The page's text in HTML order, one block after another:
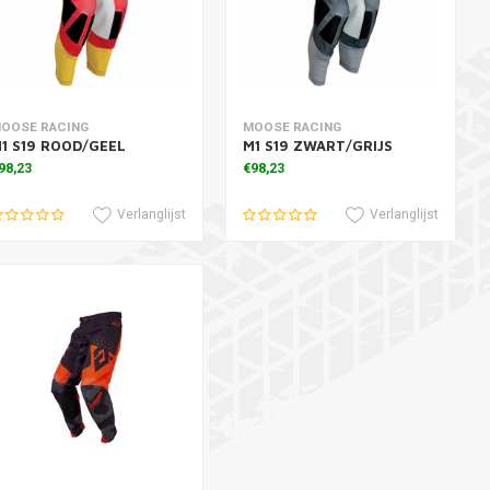
aan winkelwagen
RACING
S19 ROOD/GEEL
Verlanglijst
Toevoegen aan winkelwagen
MOOSE RACING
M1 S19 ZWART/GRIJS
€98,23
Verlanglijst